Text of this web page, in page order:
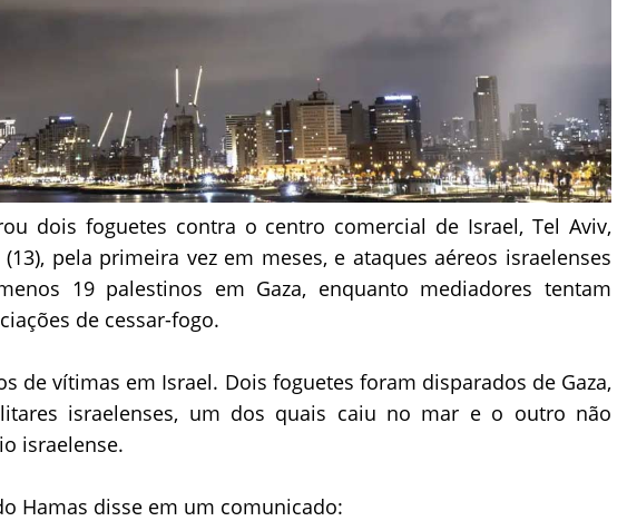
dois foguetes contra o centro comercial de Israel, Tel Aviv,
pela primeira vez em meses, e ataques aéreos israelenses
19 palestinos em Gaza, enquanto mediadores tentam
de cessar-fogo.
de vítimas em Israel. Dois foguetes foram disparados de Gaza,
israelenses, um dos quais caiu no mar e o outro não
israelense.
Hamas disse em um comunicado: